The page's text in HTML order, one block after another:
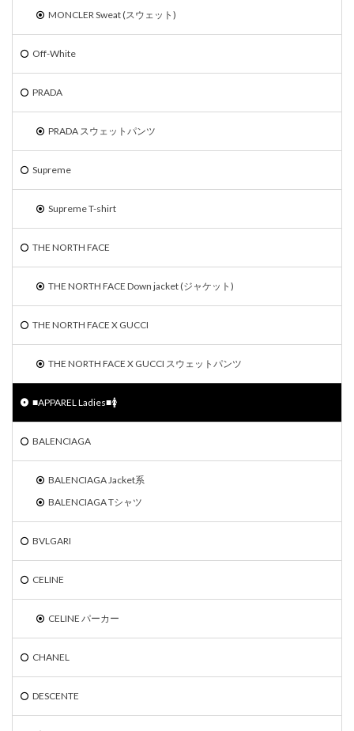
MONCLER Sweat (スウェット)
Off-White
PRADA
PRADA スウェットパンツ
Supreme
Supreme T-shirt
THE NORTH FACE
THE NORTH FACE Down jacket (ジャケット)
THE NORTH FACE X GUCCI
THE NORTH FACE X GUCCI スウェットパンツ
■APPAREL Ladies■🚺
BALENCIAGA
BALENCIAGA Jacket系
BALENCIAGA Tシャツ
BVLGARI
CELINE
CELINE パーカー
CHANEL
DESCENTE